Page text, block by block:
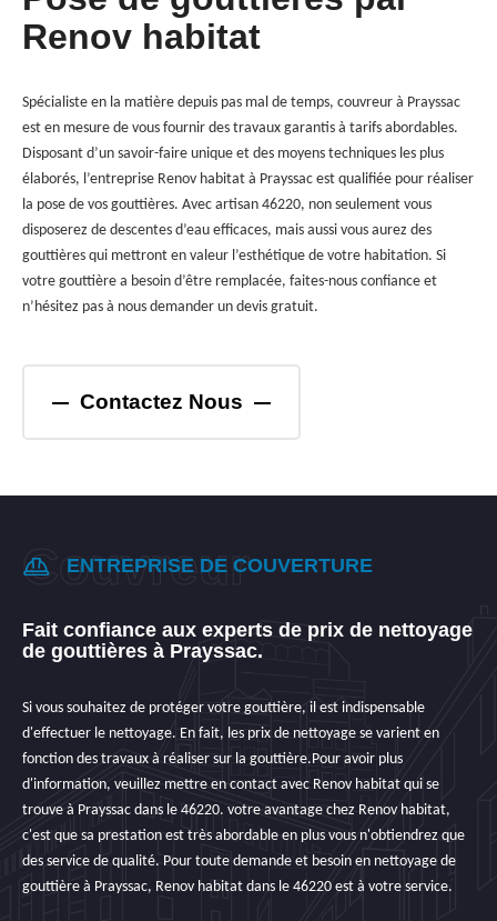
Renov habitat
Spécialiste en la matière depuis pas mal de temps, couvreur à Prayssac
est en mesure de vous fournir des travaux garantis à tarifs abordables.
Disposant d’un savoir-faire unique et des moyens techniques les plus
élaborés, l’entreprise Renov habitat à Prayssac est qualifiée pour réaliser
la pose de vos gouttières. Avec artisan 46220, non seulement vous
disposerez de descentes d’eau efficaces, mais aussi vous aurez des
gouttières qui mettront en valeur l’esthétique de votre habitation. Si
votre gouttière a besoin d’être remplacée, faites-nous confiance et
n’hésitez pas à nous demander un devis gratuit.
Contactez Nous
ENTREPRISE DE COUVERTURE
Fait confiance aux experts de prix de nettoyage
de gouttières à Prayssac.
Si vous souhaitez de protéger votre gouttière, il est indispensable
d'effectuer le nettoyage. En fait, les prix de nettoyage se varient en
fonction des travaux à réaliser sur la gouttière.Pour avoir plus
d'information, veuillez mettre en contact avec Renov habitat qui se
trouve à Prayssac dans le 46220. votre avantage chez Renov habitat,
c'est que sa prestation est très abordable en plus vous n'obtiendrez que
des service de qualité. Pour toute demande et besoin en nettoyage de
gouttière à Prayssac, Renov habitat dans le 46220 est à votre service.